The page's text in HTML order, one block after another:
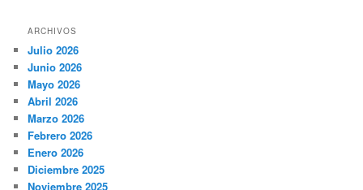
ARCHIVOS
Julio 2026
Junio 2026
Mayo 2026
Abril 2026
Marzo 2026
Febrero 2026
Enero 2026
Diciembre 2025
Noviembre 2025